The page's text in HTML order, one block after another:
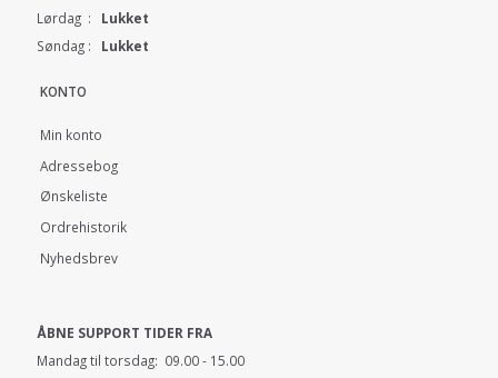
Lørdag : Lukket
Søndag : Lukket
KONTO
Min konto
Adressebog
Ønskeliste
Ordrehistorik
Nyhedsbrev
ÅBNE SUPPORT TIDER FRA
Mandag til torsdag: 09.00 - 15.00